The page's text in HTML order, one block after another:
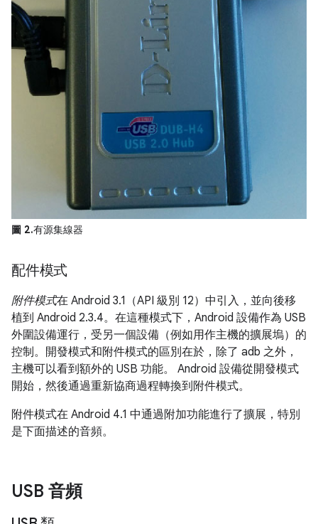
圖 2.有源集線器
配件模式
附件模式在 Android 3.1（API 級別 12）中引入，並向後移
植到 Android 2.3.4。在這種模式下，Android 設備作為 USB
外圍設備運行，受另一個設備（例如用作主機的擴展塢）的
控制。開發模式和附件模式的區別在於，除了 adb 之外，
主機可以看到額外的 USB 功能。 Android 設備從開發模式
開始，然後通過重新協商過程轉換到附件模式。
附件模式在 Android 4.1 中通過附加功能進行了擴展，特別
是下面描述的音頻。
USB 音頻